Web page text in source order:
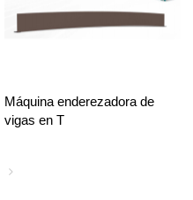
Máquina enderezadora de
vigas en T